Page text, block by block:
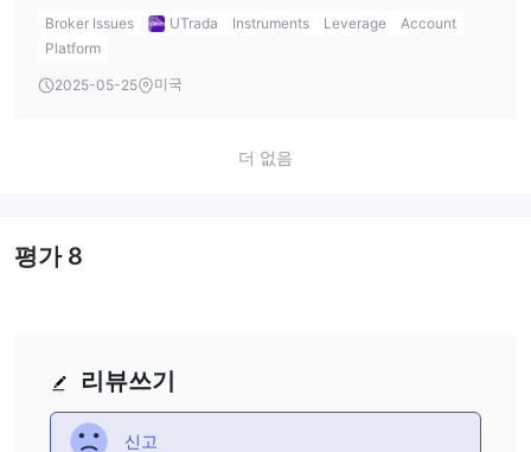
leverage allows me to control larger positions with a
smaller amount of capital, but it also comes with increased
and only when I have a solid understanding of market
losses, so I would approach it cautiously.
Broker Issues UTrada Instruments Leverage
Account
Platform
2025-05-25 미국
더 없음
리뷰쓰기
신고
평가8